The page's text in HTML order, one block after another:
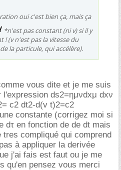
oui c'est bien ça, mais ça
*n'est pas constant (ni v) si il y
! (v n'est pas la vitesse du
la particule, qui accélère).
vous dite et je me suis
l'expression ds2=ημνdxμ dxν
c2 dt2-d(v t)2=c2
constante (corrigez moi si
dτ en fonction de de dt mais
compliqué qui comprend
à appliquer la derivée
j'ai fais est faut ou je me
qu'en pensez vous merci